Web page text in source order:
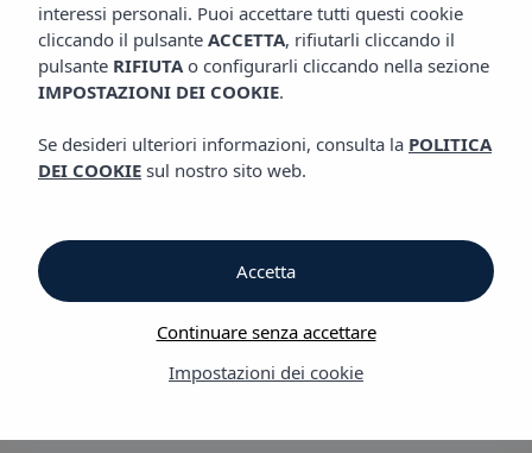
Posizione
Posizione
Hotel Vibra Isola
L'Hotel Vibra Isola gode di una posizione perfetta, in una zona
privilegiata ai piedi di Playa d'en Bossa, una delle spiagge più
belle e famose dell'isola.
'Hotel Vibra Isola potrai vivere appieno la
movida notturna ibizenca.
interessi personali. Puoi accettare tutti questi cookie
cliccando il pulsante ACCETTA, rifiutarli cliccando il
pulsante RIFIUTAo configurarli cliccando nella sezione
IMPOSTAZIONI DEI COOKIE.
Se desideri ulteriori informazioni, consulta la POLITICA
DEI COOKIE sul nostro sito web.
Impostazioni dei cookie
Continuare senza accettare
Accetta